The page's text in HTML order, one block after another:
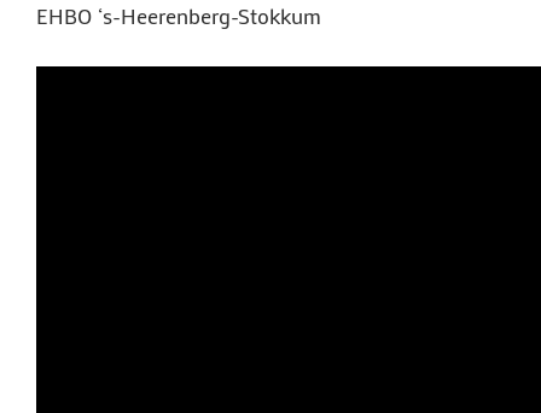
EHBO ‘s-Heerenberg-Stokkum